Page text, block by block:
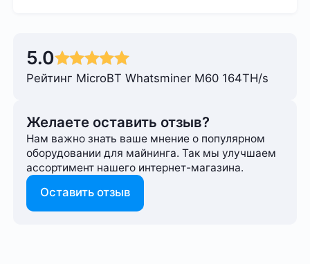
5.0
Рейтинг MicroBT Whatsminer M60 164TH/s
Желаете оставить отзыв?
Нам важно знать ваше мнение о популярном
оборудовании для майнинга. Так мы улучшаем
ассортимент нашего интернет-⁠магазина.
Оставить отзыв